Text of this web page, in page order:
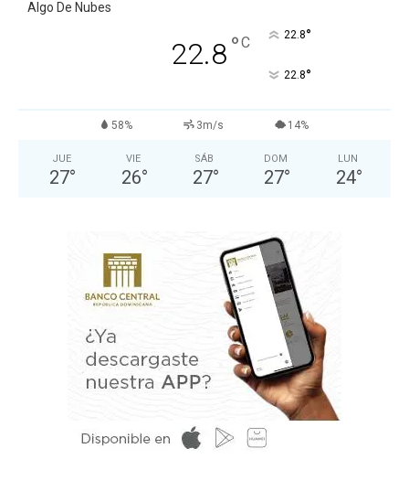
Algo De Nubes
22.8°C 22.8°
22.8°
58% 3m/s 14%
JUE
27°
VIE
26°
SÁB
27°
DOM
27°
LUN
24°